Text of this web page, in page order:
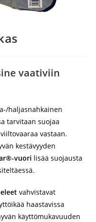
vaativiin
haljasnahkainen
tarvitaan suojaa
vastaan.
kestävyyden
vuori lisää suojausta
vahvistavat
haastavissa
käyttömukavuuden